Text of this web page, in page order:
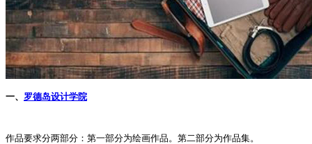
一、 罗德岛设计学院
作品要求分两部分：第一部分为绘画作品。第二部分为作品集。